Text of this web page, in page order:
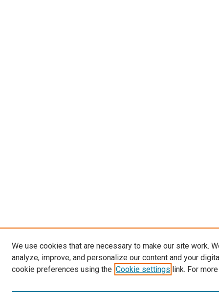
We use cookies that are necessary to make our site work.
analyze, improve, and personalize our content and your
cookie preferences using the Cookie settings link. For